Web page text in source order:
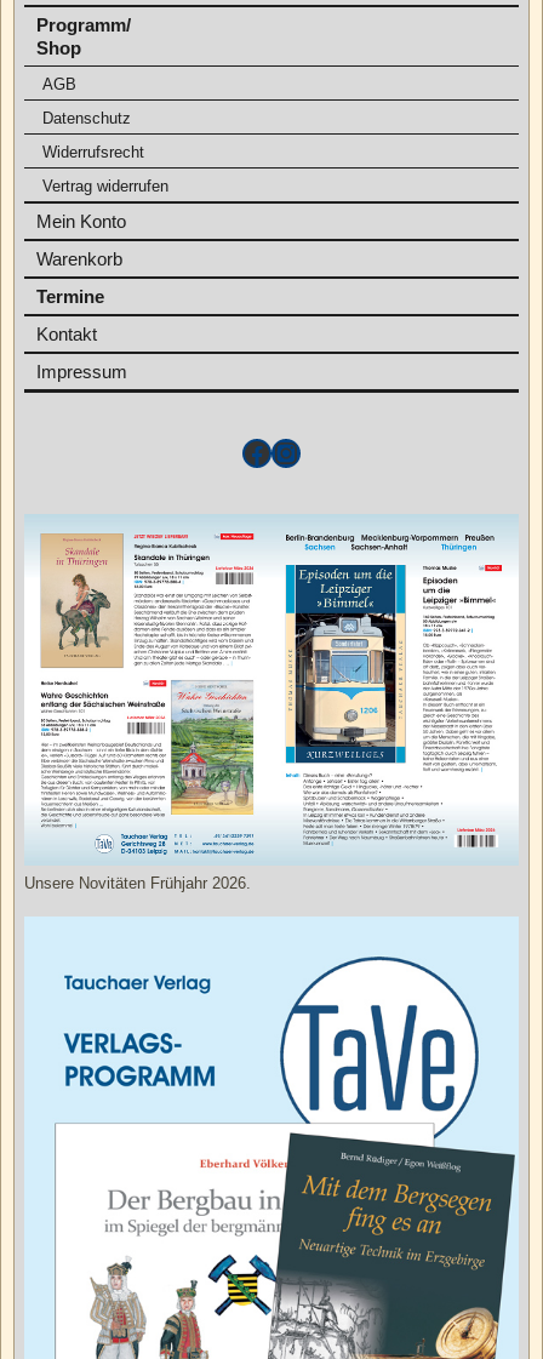
Programm/
Shop
AGB
Datenschutz
Widerrufsrecht
Vertrag widerrufen
Mein Konto
Warenkorb
Termine
Kontakt
Impressum
Unsere Novitäten Frühjahr 2026.